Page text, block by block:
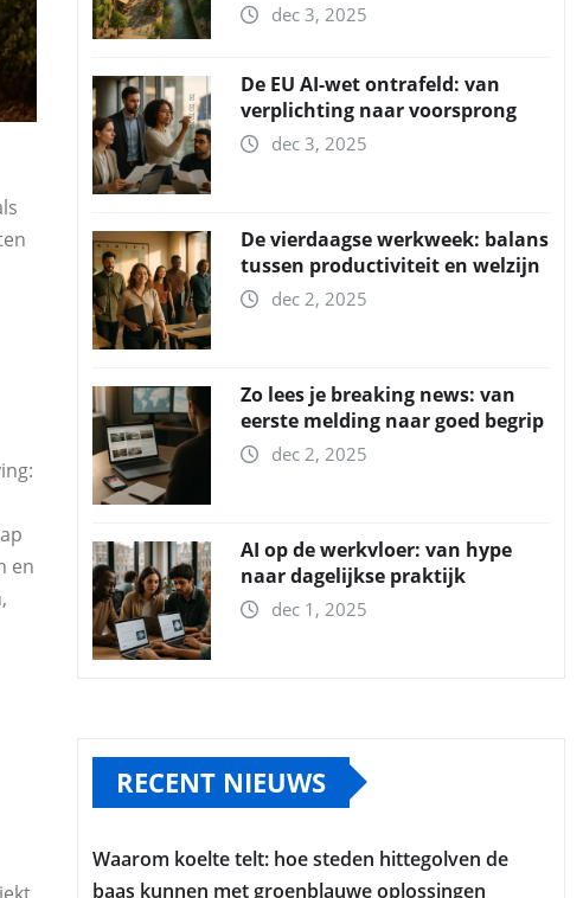
en
dec 3, 2025
De EU AI-wet ontrafeld: van
verplichting naar voorsprong
dec 3, 2025
De vierdaagse werkweek: balans
tussen productiviteit en welzijn
dec 2, 2025
Zo lees je breaking news: van
eerste melding naar goed begrip
dec 2, 2025
AI op de werkvloer: van hype
naar dagelijkse praktijk
dec 1, 2025
RECENT NIEUWS
Waarom koelte telt: hoe steden hittegolven de
baas kunnen met groenblauwe oplossingen